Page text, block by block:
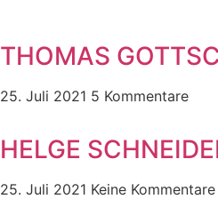
THOMAS
25. Juli 2021 5 Kommentare
HELGE
25. Juli 2021 Keine Kommentare